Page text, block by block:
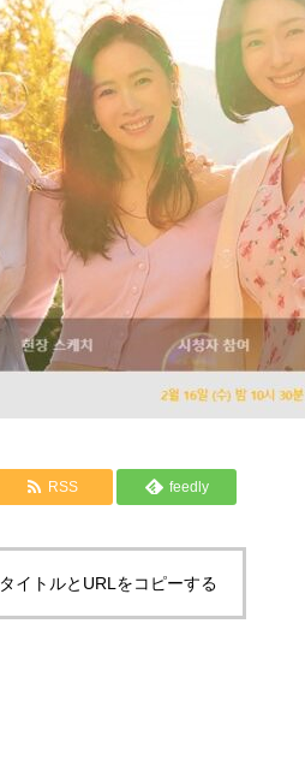
RSS feedly
イトルとURLをコピーする